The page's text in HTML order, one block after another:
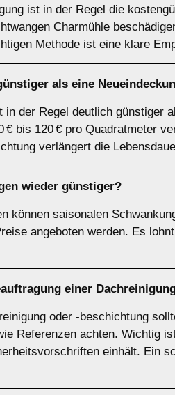
ist in der Regel die
Charmühle
Methode ist eine klare
als eine
der Regel deutlich günstiger
€ bis 120 € pro Quadratmeter
verlängert die
wieder günstiger?
können saisonalen
angeboten werden. Es
einer
oder -beschichtung
Referenzen achten. Wichtig
einhält. Ein